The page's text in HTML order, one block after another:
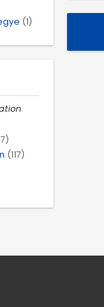
(1)
(117)